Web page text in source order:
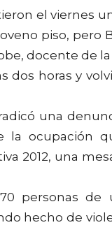
el viernes
piso, pero
docente de
dos horas y
una
la ocupación
2012, una
personas de
hecho de